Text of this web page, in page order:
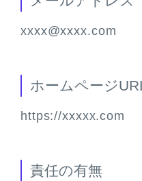
xxxx@xxxx.com
ホームページ
https://xxxxx.com
責任の有無